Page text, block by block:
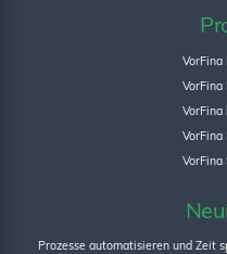
VorFina
VorFina
VorFina
VorFina
VorFina
Prozesse automatisieren und Zeit